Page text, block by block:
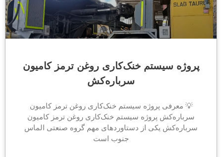
پروژه سیستم خنک‌کاری روغن ترمز کامیون
سرباره‌کش
💡 معرفی پروژه سیستم خنک‌کاری روغن ترمز کامیون
سرباره‌کش پروژه سیستم خنک‌کاری روغن ترمز کامیون
سرباره‌کش یکی از دستاوردهای مهم گروه صنعتی الماس
جنوب است